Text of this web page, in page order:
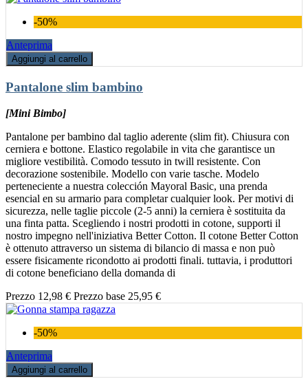
-50%
Anteprima
Aggiungi al carrello
Pantalone slim bambino
[Mini Bimbo]
Pantalone per bambino dal taglio aderente (slim fit). Chiusura con
cerniera e bottone. Elastico regolabile in vita che garantisce un
migliore vestibilità. Comodo tessuto in twill resistente. Con
decorazione sostenibile. Modello con varie tasche. Modelo
perteneciente a nuestra colección Mayoral Basic, una prenda
esencial en su armario para completar cualquier look. Per motivi di
sicurezza, nelle taglie piccole (2-5 anni) la cerniera è sostituita da
una finta patta. Scegliendo i nostri prodotti in cotone, supporti il
nostro impegno nell'iniziativa Better Cotton. Il cotone Better Cotton
è ottenuto attraverso un sistema di bilancio di massa e non può
essere fisicamente ricondotto ai prodotti finali. tuttavia, i produttori
di cotone beneficiano della domanda di
Prezzo 12,98 € Prezzo base 25,95 €
-50%
Anteprima
Aggiungi al carrello